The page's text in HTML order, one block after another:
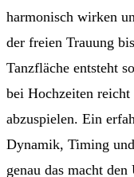
harmonisch wirken
der freien Trauung
Tanzfläche entsteht
bei Hochzeiten
abzuspielen. Ein
Dynamik, Timing
genau das macht den